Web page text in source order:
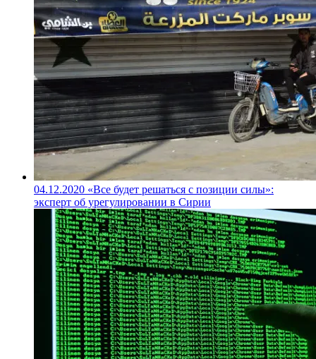
04.12.2020 «Все будет решаться с позиции силы»:
эксперт об урегулировании в Сирии